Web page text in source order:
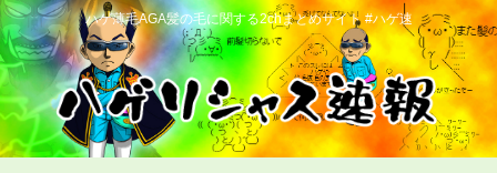
ハゲ薄毛AGA髪の毛に関する2chまとめサイト #ハゲ速